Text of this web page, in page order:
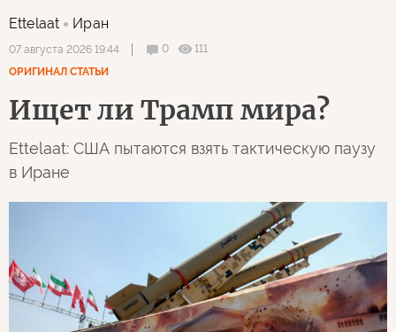
Ettelaat Иран
07 августа 2026 19:44 0
111
ОРИГИНАЛ СТАТЬИ
Ищет ли Трамп мира?
Ettelaat: США пытаются взять тактическую паузу
в Иране